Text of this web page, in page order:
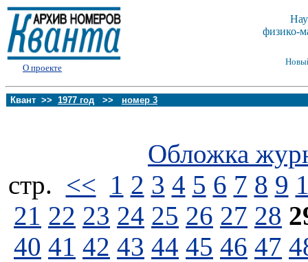
О проекте
физико-
Квант >> 1977 год >> номер 3
Обложка
стp. << 1 2 3 4 5 6 7 8 9
21 22 23 24 25 26 27 28
40 41 42 43 44 45 46 47